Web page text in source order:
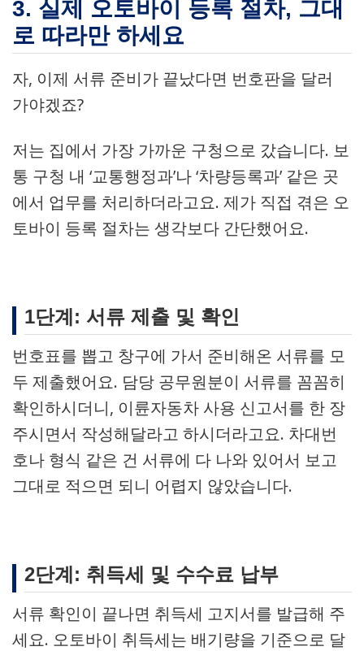
3. 실제 오토바이 등록 절차, 그대
로 따라만 하세요
자, 이제 서류 준비가 끝났다면 번호판을 달러
가야겠죠?
저는 집에서 가장 가까운 구청으로 갔습니다. 보
통 구청 내 ‘교통행정과’나 ‘차량등록과’ 같은 곳
에서 업무를 처리하더라고요. 제가 직접 겪은 오
토바이 등록 절차는 생각보다 간단했어요.
1단계: 서류 제출 및 확인
번호표를 뽑고 창구에 가서 준비해온 서류를 모
두 제출했어요. 담당 공무원분이 서류를 꼼꼼히
확인하시더니, 이륜자동차 사용 신고서를 한 장
주시면서 작성해달라고 하시더라고요. 차대번
호나 형식 같은 건 서류에 다 나와 있어서 보고
그대로 적으면 되니 어렵지 않았습니다.
2단계: 취득세 및 수수료 납부
서류 확인이 끝나면 취득세 고지서를 발급해 주
세요. 오토바이 취득세는 배기량을 기준으로 달